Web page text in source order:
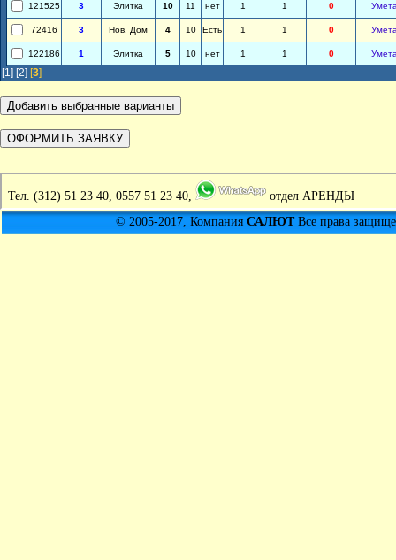
121525 3 Элитка 10 11 нет 1 1 0
72416 3 Нов. Дом 4 10 Есть 1 1 0
122186 1 Элитка 5 10 нет 1 1 0
[1] [2] [3]
Тел. (312) 51 23 40, 0557 51 23 40,
отдел АРЕНДЫ
© 2005-2017, Компания САЛЮТВсе права